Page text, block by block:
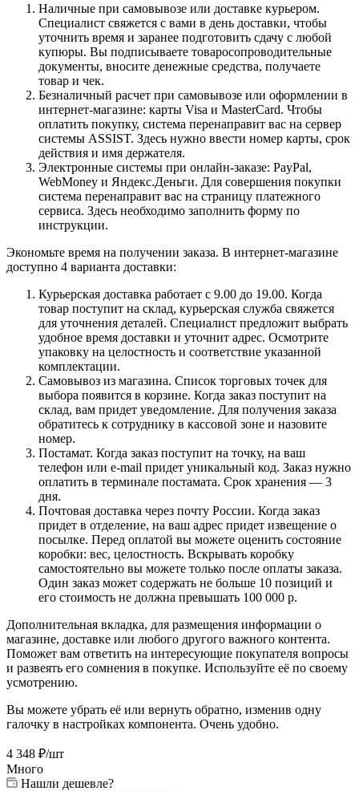
Наличные при самовывозе или доставке курьером.
Специалист свяжется с вами в день доставки, чтобы
уточнить время и заранее подготовить сдачу с любой
купюры. Вы подписываете товаросопроводительные
документы, вносите денежные средства, получаете
товар и чек.
Безналичный расчет при самовывозе или оформлении в
интернет-магазине: карты Visa и MasterCard. Чтобы
оплатить покупку, система перенаправит вас на сервер
системы ASSIST. Здесь нужно ввести номер карты, срок
действия и имя держателя.
Электронные системы при онлайн-заказе: PayPal,
WebMoney и Яндекс.Деньги. Для совершения покупки
система перенаправит вас на страницу платежного
сервиса. Здесь необходимо заполнить форму по
инструкции.
Экономьте время на получении заказа. В интернет-магазине
доступно 4 варианта доставки:
Курьерская доставка работает с 9.00 до 19.00. Когда
товар поступит на склад, курьерская служба свяжется
для уточнения деталей. Специалист предложит выбрать
удобное время доставки и уточнит адрес. Осмотрите
упаковку на целостность и соответствие указанной
комплектации.
Самовывоз из магазина. Список торговых точек для
выбора появится в корзине. Когда заказ поступит на
склад, вам придет уведомление. Для получения заказа
обратитесь к сотруднику в кассовой зоне и назовите
номер.
Постамат. Когда заказ поступит на точку, на ваш
телефон или e-mail придет уникальный код. Заказ нужно
оплатить в терминале постамата. Срок хранения — 3
дня.
Почтовая доставка через почту России. Когда заказ
придет в отделение, на ваш адрес придет извещение о
посылке. Перед оплатой вы можете оценить состояние
коробки: вес, целостность. Вскрывать коробку
самостоятельно вы можете только после оплаты заказа.
Один заказ может содержать не больше 10 позиций и
его стоимость не должна превышать 100 000 р.
Дополнительная вкладка, для размещения информации о
магазине, доставке или любого другого важного контента.
Поможет вам ответить на интересующие покупателя вопросы
и развеять его сомнения в покупке. Используйте её по своему
усмотрению.
Вы можете убрать её или вернуть обратно, изменив одну
галочку в настройках компонента. Очень удобно.
4 348 ₽/шт
Много
Нашли дешевле?